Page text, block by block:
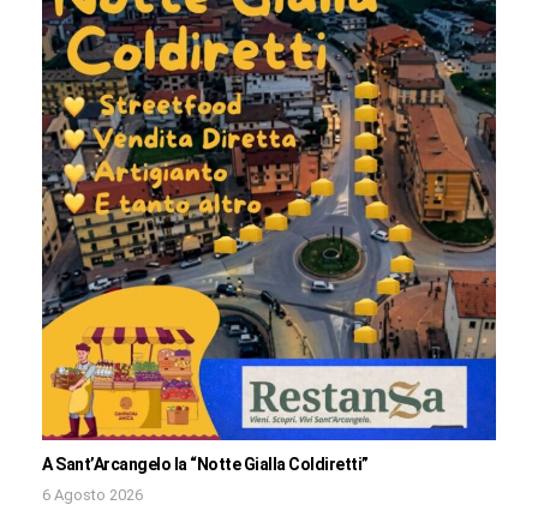
A Sant’Arcangelo la “Notte Gialla Coldiretti”
6 Agosto 2026